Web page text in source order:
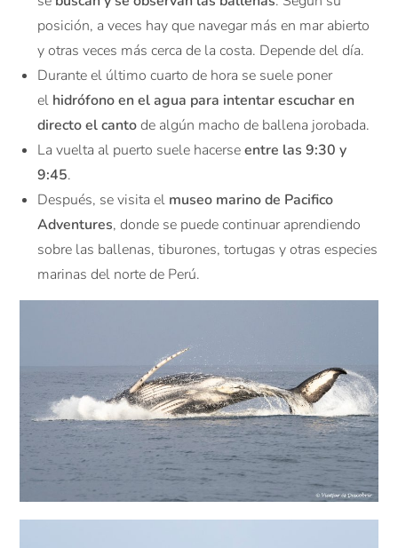
posición, a veces hay que navegar más en mar abierto
y otras veces más cerca de la costa. Depende del día.
Durante el último cuarto de hora se suele poner
el hidrófono en el agua para intentar escuchar en
directo el cantode algún macho de ballena jorobada.
La vuelta al puerto suele hacerseentre las 9:30 y
9:45.
Después, se visita el museo marino de Pacifico
Adventures, donde se puede continuar aprendiendo
sobre las ballenas, tiburones, tortugas y otras especies
marinas del norte de Perú.